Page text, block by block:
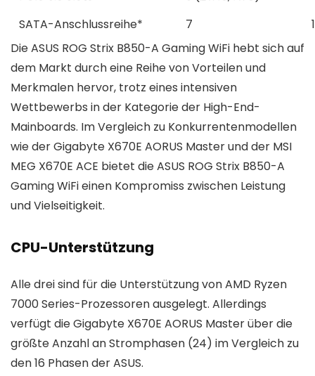
SATA-Anschlussreihe*
7
Die ASUS ROG Strix B850-A Gaming WiFi hebt sich auf
dem Markt durch eine Reihe von Vorteilen und
Merkmalen hervor, trotz eines intensiven
Wettbewerbs in der Kategorie der High-End-
Mainboards. Im Vergleich zu Konkurrentenmodellen
wie der Gigabyte X670E AORUS Master und der MSI
MEG X670E ACE bietet die ASUS ROG Strix B850-A
Gaming WiFi einen Kompromiss zwischen Leistung
und Vielseitigkeit.
CPU-Unterstützung
Alle drei sind für die Unterstützung von AMD Ryzen
7000 Series-Prozessoren ausgelegt. Allerdings
verfügt die Gigabyte X670E AORUS Master über die
größte Anzahl an Stromphasen (24) im Vergleich zu
den 16 Phasen der ASUS.